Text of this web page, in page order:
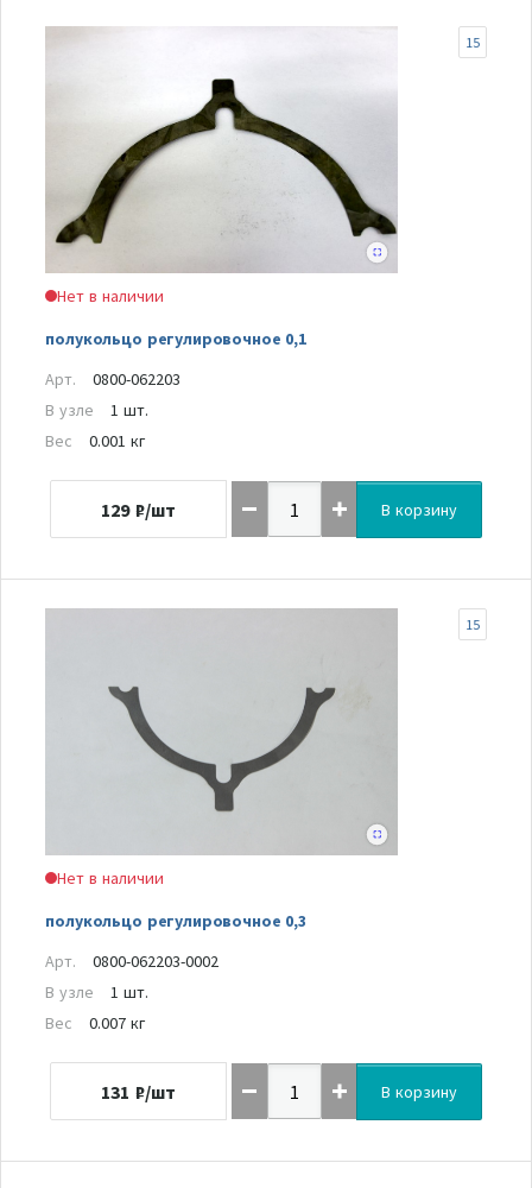
Нет в наличии
полукольцо регулировочное 0,1
15
Арт.
0800-062203
В узле
1 шт.
Вес
0.001 кг
129 ₽/шт В корзину
Нет в наличии
полукольцо регулировочное 0,3
15
Арт.
0800-062203-0002
В узле
1 шт.
Вес
0.007 кг
131 ₽/шт В корзину